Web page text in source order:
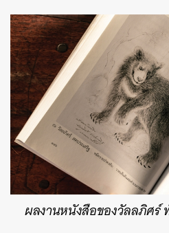
ผลงานหนังสือของวัลลภิศร์